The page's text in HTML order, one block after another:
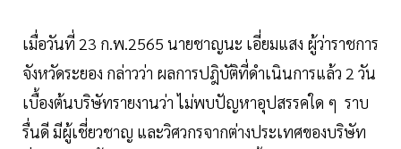
เมื่อวันที่ 23 ก.พ.2565 นายชาญนะ เอี่ยมแสง ผู้ว่าราชการ
จังหวัดระยอง กล่าวว่า ผลการปฎิบัติที่ดำเนินการแล้ว 2 วัน
เบื้องต้นบริษัทรายงานว่า ไม่พบปัญหาอุปสรรคใด ๆ ราบ
รื่นดี มีผู้เชี่ยวชาญ และวิศวกรจากต่างประเทศของบริษัท